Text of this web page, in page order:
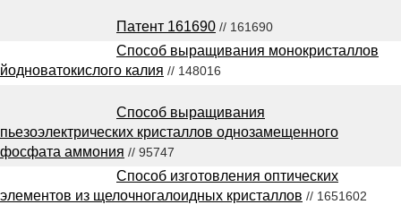
Патент 161690 // 161690
Способ выращивания монокристаллов
йодноватокислого калия // 148016
Способ выращивания
пьезоэлектрических кристаллов однозамещенного
фосфата аммония // 95747
Способ изготовления оптических
элементов из щелочногалоидных кристаллов // 1651602